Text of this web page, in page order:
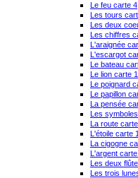
Le feu carte 4
Les tours
Les deux
Les chiffres
L'araignée
L'escargot
Le bateau
Le lion carte
Le poignard
Le papillon
La pensée
Les
La route
L'étoile carte
La cigogne
L'argent
Les deux
Les trois